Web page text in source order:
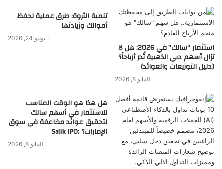
تنمية الثروة: طرق عملية لحفظ
أموالك وزيادتها
يونيو 24, 2026
استثمار “سالك” في 2026: هل لا
تزال أسهم دبي الذهبية تُدر أرباحاً؟
(دليل التوزيعات والعوائد)
مايو 8, 2026
هل هذا هو الوقت المناسب
للاستثمار في أسهم سالك
لتحقيق عوائد مضاعفة في سوق
الإمارات؟ :Salik IPO
مايو 8, 2026